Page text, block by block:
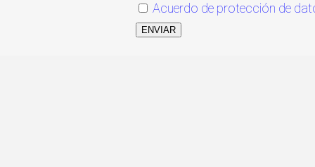
Acuerdo de protección de
ENVIAR